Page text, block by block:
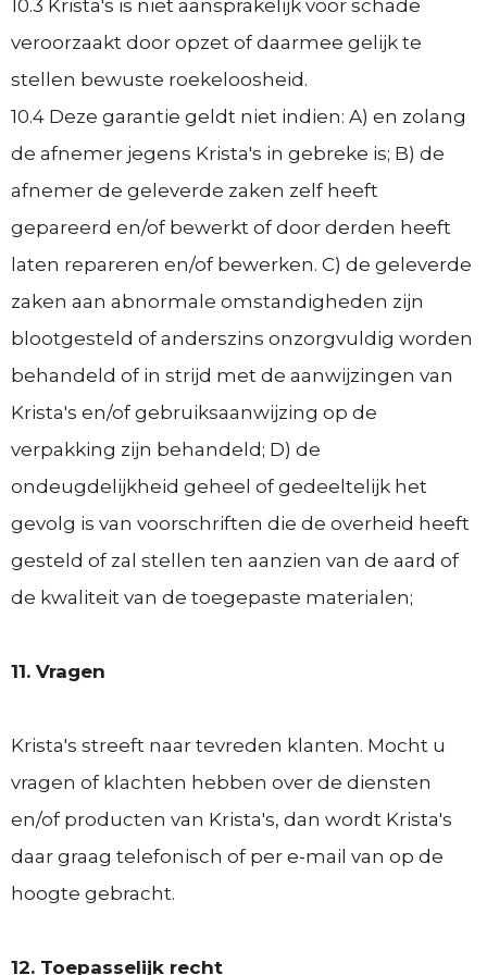
10.3 Krista's is niet aansprakelijk voor schade
veroorzaakt door opzet of daarmee gelijk te
stellen bewuste roekeloosheid.
10.4 Deze garantie geldt niet indien: A) en zolang
de afnemer jegens Krista's in gebreke is; B) de
afnemer de geleverde zaken zelf heeft
gepareerd en/of bewerkt of door derden heeft
laten repareren en/of bewerken. C) de geleverde
zaken aan abnormale omstandigheden zijn
blootgesteld of anderszins onzorgvuldig worden
behandeld of in strijd met de aanwijzingen van
Krista's en/of gebruiksaanwijzing op de
verpakking zijn behandeld; D) de
ondeugdelijkheid geheel of gedeeltelijk het
gevolg is van voorschriften die de overheid heeft
gesteld of zal stellen ten aanzien van de aard of
de kwaliteit van de toegepaste materialen;
11. Vragen
Krista's streeft naar tevreden klanten. Mocht u
vragen of klachten hebben over de diensten
en/of producten van Krista's, dan wordt Krista's
daar graag telefonisch of per e-mail van op de
hoogte gebracht.
12. Toepasselijk recht